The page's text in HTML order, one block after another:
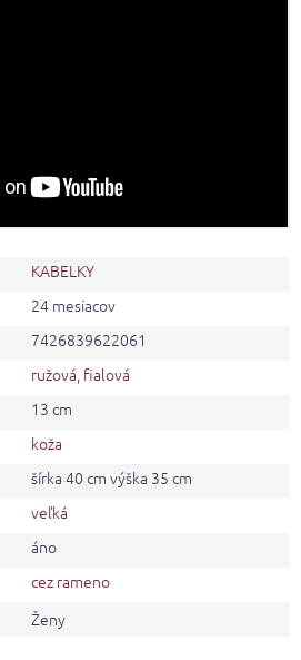
KABELKY
24 mesiacov
7426839622061
ružová, fialová
13 cm
koža
šírka 40 cm výška 35 cm
veľká
áno
cez rameno
Ženy